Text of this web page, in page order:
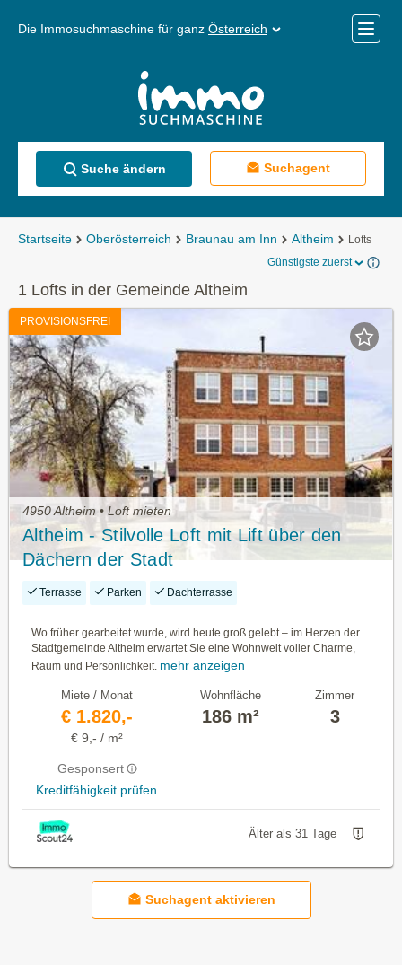
Die Immosuchmaschine für ganz Österreich
Menü
Suche ändern Suchagent
Startseite Oberösterreich Braunau am Inn Altheim
Lofts
Günstigste zuerst
1 Lofts in der Gemeinde Altheim
PROVISIONSFREI
4950 Altheim • Loft mieten
Altheim - Stilvolle Loft mit Lift über den
Dächern der Stadt
Terrasse Parken Dachterrasse
Wo früher gearbeitet wurde, wird heute groß gelebt – im Herzen der
Stadtgemeinde Altheim erwartet Sie eine Wohnwelt voller Charme,
Raum und Persönlichkeit. mehr anzeigen
Miete / Monat
€ 1.820,-
€ 9,- / m²
Gesponsert
Kreditfähigkeit prüfen
Wohnfläche
186 m²
Zimmer
3
Älter als 31 Tage
Suchagent aktivieren